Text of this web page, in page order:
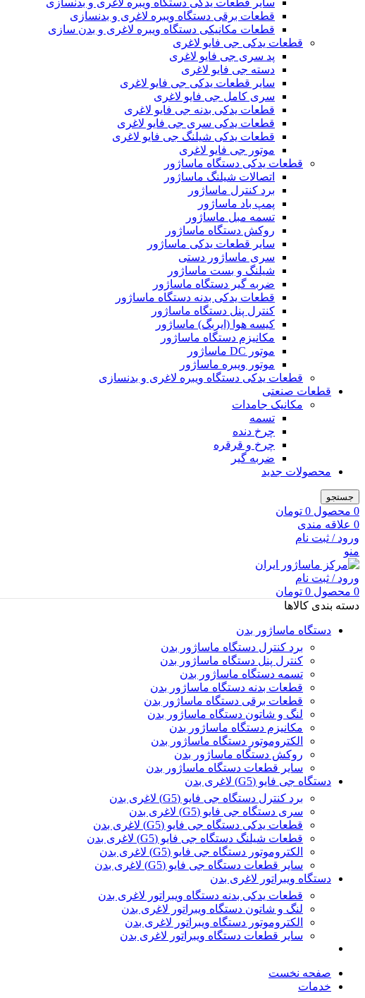
سایر قطعات یدکی دستگاه ویبره لاغری و بدنسازی
قطعات برقی دستگاه ویبره لاغری و بدنسازی
قطعات مکانیکی دستگاه ویبره لاغری و بدن سازی
قطعات یدکی جی فایو لاغری
پد سری جی فایو لاغری
دسته جی فایو لاغری
سایر قطعات یدکی جی فایو لاغری
سری کامل جی فایو لاغری
قطعات یدکی بدنه جی فایو لاغری
قطعات یدکی سری جی فایو لاغری
قطعات یدکی شیلنگ جی فایو لاغری
موتور جی فایو لاغری
قطعات یدکی دستگاه ماساژور
اتصالات شیلنگ ماساژور
برد کنترل ماساژور
پمپ باد ماساژور
تسمه مبل ماساژور
روکش دستگاه ماساژور
سایر قطعات یدکی ماساژور
سری ماساژور دستی
شیلنگ و بست ماساژور
ضربه گیر دستگاه ماساژور
قطعات یدکی بدنه دستگاه ماساژور
کنترل پنل دستگاه ماساژور
کیسه هوا (ایربگ) ماساژور
مکانیزم دستگاه ماساژور
موتور DC ماساژور
موتور ویبره ماساژور
قطعات یدکی دستگاه ویبره لاغری و بدنسازی
قطعات صنعتی
مکانیک جامدات
تسمه
چرخ دنده
چرخ و قرقره
ضربه گیر
محصولات جدید
جستجو
0 محصول 0 تومان
0 علاقه مندی
ورود / ثبت نام
منو
ورود / ثبت نام
0 محصول 0 تومان
دسته بندی کالاها
دستگاه ماساژور بدن
برد کنترل دستگاه ماساژور بدن
کنترل پنل دستگاه ماساژور بدن
تسمه دستگاه ماساژور بدن
قطعات بدنه دستگاه ماساژور بدن
قطعات برقی دستگاه ماساژور بدن
لنگ و شاتون دستگاه ماساژور بدن
مکانیزم دستگاه ماساژور بدن
الکتروموتور دستگاه ماساژور بدن
روکش دستگاه ماساژور بدن
سایر قطعات دستگاه ماساژور بدن
دستگاه جی فایو (G5) لاغری بدن
برد کنترل دستگاه جی فایو (G5) لاغری بدن
سری دستگاه جی فایو (G5) لاغری بدن
قطعات یدکی دستگاه جی فایو (G5) لاغری بدن
قطعات شیلنگ دستگاه جی فایو (G5) لاغری بدن
الکتروموتور دستگاه جی فایو (G5) لاغری بدن
سایر قطعات دستگاه جی فایو (G5) لاغری بدن
دستگاه ویبراتور لاغری بدن
قطعات یدکی بدنه دستگاه ویبراتور لاغری بدن
لنگ و شاتون دستگاه ویبراتور لاغری بدن
الکتروموتور دستگاه ویبراتور لاغری بدن
سایر قطعات دستگاه ویبراتور لاغری بدن
صفحه نخست
خدمات